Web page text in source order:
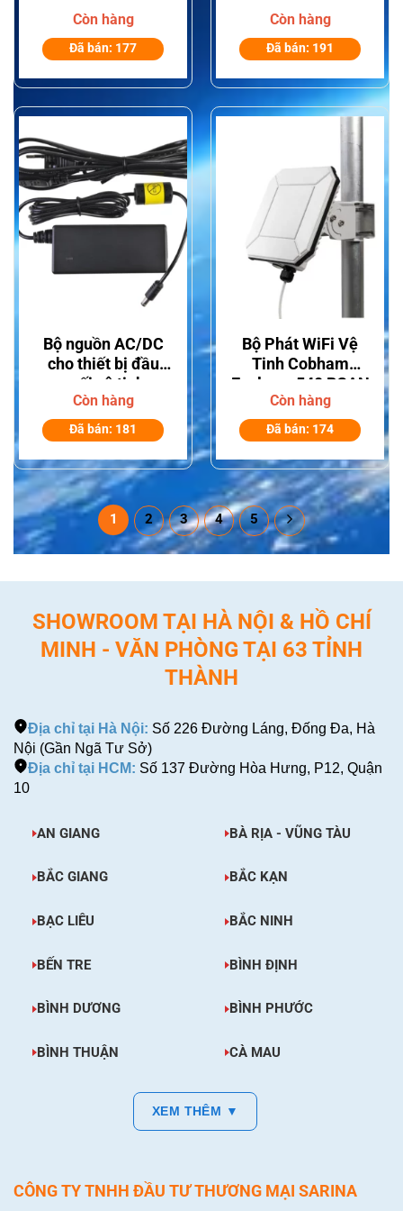
Sailor 6130 LRIT
Còn hàng
Đã bán: 177
tinh Cobham
Explorer 300-500
BGAN
Còn hàng
Đã bán: 191
Bộ nguồn AC/DC
cho thiết bị đầu
cuối vệ tinh
Cobham Explorer
710 BGAN
Còn hàng
Đã bán: 181
Bộ Phát WiFi Vệ
Tinh Cobham
Explorer 540 BGAN
Còn hàng
Đã bán: 174
1 2 3 4 5
SHOWROOM TẠI HÀ NỘI & HỒ CHÍ
MINH - VĂN PHÒNG TẠI 63 TỈNH
THÀNH
Địa chỉ tại Hà Nội: Số 226 Đường Láng, Đống Đa, Hà
Nội (Gần Ngã Tư Sở)
Địa chỉ tại HCM: Số 137 Đường Hòa Hưng, P12, Quận
10
AN GIANG BÀ RỊA - VŨNG TÀU
BẮC GIANG BẮC KẠN
BẠC LIÊU BẮC NINH
BẾN TRE BÌNH ĐỊNH
BÌNH DƯƠNG BÌNH PHƯỚC
BÌNH THUẬN CÀ MAU
XEM THÊM ▼
CÔNG TY TNHH ĐẦU TƯ THƯƠNG MẠI SARINA